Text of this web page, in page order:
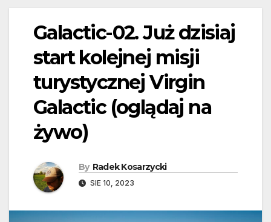
Galactic-02. Już dzisiaj
start kolejnej misji
turystycznej Virgin
Galactic (oglądaj na
żywo)
By Radek Kosarzycki
SIE 10, 2023